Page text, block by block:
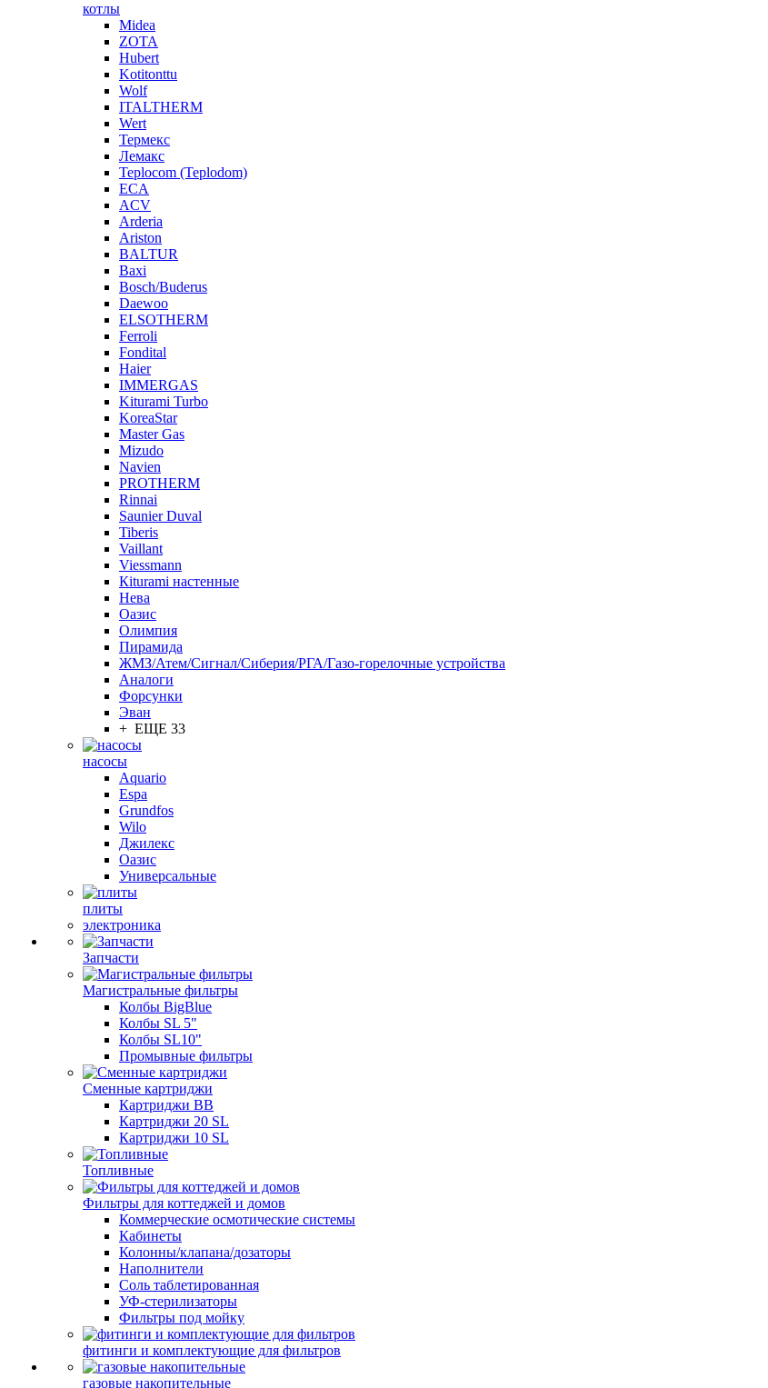
котлы
Midea
ZOTA
Hubert
Kotitonttu
Wolf
ITALTHERM
Wert
Термекс
Лемакс
Teplocom (Teplodom)
ECA
ACV
Arderia
Ariston
BALTUR
Baxi
Bosch/Buderus
Daewoo
ELSOTHERM
Ferroli
Fondital
Haier
IMMERGAS
Kiturami Turbo
KoreaStar
Master Gas
Mizudo
Navien
PROTHERM
Rinnai
Saunier Duval
Tiberis
Vaillant
Viessmann
Кiturami настенные
Нева
Оазис
Олимпия
Пирамида
ЖМЗ/Атем/Сигнал/Сиберия/РГА/Газо-горелочные устройства
Aналоги
Форсунки
Эван
+ ЕЩЕ 33
насосы
Aquario
Espa
Grundfos
Wilo
Джилекс
Оазис
Универсальные
плиты
электроника
Запчасти
Магистральные фильтры
Колбы BigBlue
Колбы SL 5"
Колбы SL10"
Промывные фильтры
Сменные картриджи
Картриджи BB
Картриджи 20 SL
Картриджи 10 SL
Топливные
Фильтры для коттеджей и домов
Коммерческие осмотические системы
Кабинеты
Колонны/клапана/дозаторы
Наполнители
Соль таблетированная
УФ-стерилизаторы
Фильтры под мойку
фитинги и комплектующие для фильтров
газовые накопительные